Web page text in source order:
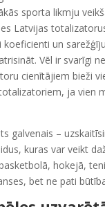
sporta likmju
Latvijas
koeficienti un
Vēl ir svarīgi
cienītājiem bieži
ja vien
galvenais –
kuras var veikt
hokejā,
bet ne pati